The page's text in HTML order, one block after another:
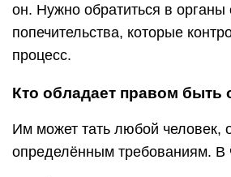
он. Нужно обратиться в органы
попечительства, которые
процесс.
Кто обладает правом быть
Им может тать любой человек,
определённым требованиям. В